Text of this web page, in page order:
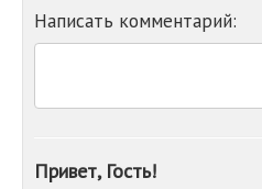
Написать комментарий:
Привет, Гость!